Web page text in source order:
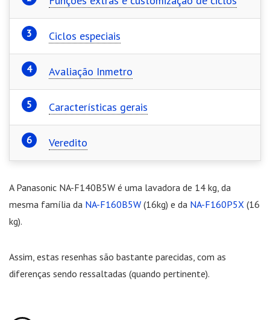
Ciclos especiais
Avaliação Inmetro
Características gerais
Veredito
A Panasonic NA-F140B5W é uma lavadora de 14 kg, da
mesma família da NA-F160B5W (16kg) e da NA-F160P5X (16
kg).
Assim, estas resenhas são bastante parecidas, com as
diferenças sendo ressaltadas (quando pertinente).